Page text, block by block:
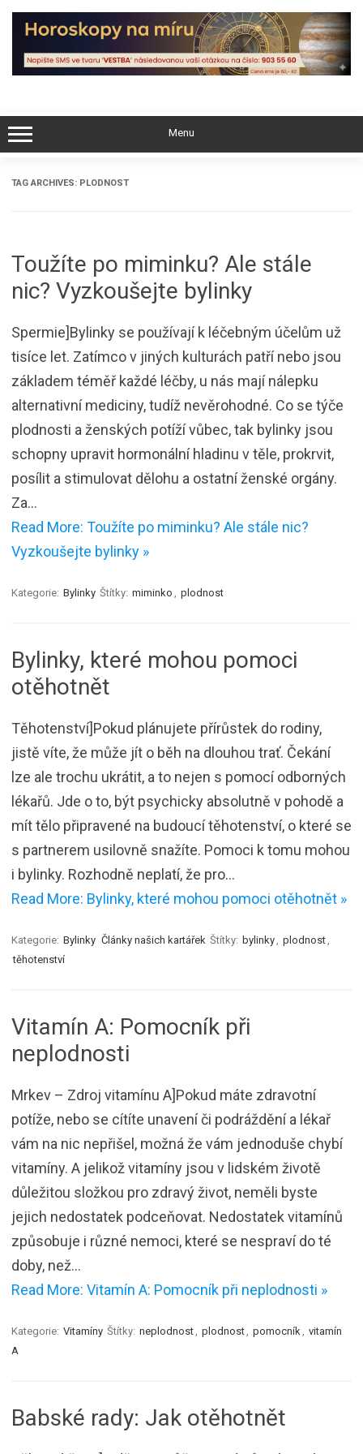
Skip
content
Menu
TAG ARCHIVES: PLODNOST
Toužíte po miminku? Ale stále
nic? Vyzkoušejte bylinky
Spermie]Bylinky se používají k léčebným účelům už
tisíce let. Zatímco v jiných kulturách patří nebo jsou
základem téměř každé léčby, u nás mají nálepku
alternativní mediciny, tudíž nevěrohodné. Co se týče
plodnosti a ženských potíží vůbec, tak bylinky jsou
schopny upravit hormonální hladinu v těle, prokrvit,
posílit a stimulovat dělohu a ostatní ženské orgány.
Za…
Read More: Toužíte po miminku? Ale stále nic?
Vyzkoušejte bylinky »
Kategorie: Bylinky Štítky: miminko plodnost
Bylinky, které mohou pomoci
otěhotnět
Těhotenství]Pokud plánujete přírůstek do rodiny,
jistě víte, že může jít o běh na dlouhou trať. Čekání
lze ale trochu ukrátit, a to nejen s pomocí odborných
lékařů. Jde o to, být psychicky absolutně v pohodě a
mít tělo připravené na budoucí těhotenství, o které se
s partnerem usilovně snažíte. Pomoci k tomu mohou
i bylinky. Rozhodně neplatí, že pro…
Read More: Bylinky, které mohou pomoci otěhotnět »
Kategorie: Bylinky Články našich kartářek Štítky: bylinky plodnost
těhotenství
Vitamín A: Pomocník při
neplodnosti
Mrkev – Zdroj vitamínu A]Pokud máte zdravotní
potíže, nebo se cítíte unavení či podráždění a lékař
vám na nic nepřišel, možná že vám jednoduše chybí
vitamíny. A jelikož vitamíny jsou v lidském životě
důležitou složkou pro zdravý život, neměli byste
jejich nedostatek podceňovat. Nedostatek vitamínů
způsobuje i různé nemoci, které se nespraví do té
doby, než…
Read More: Vitamín A: Pomocník při neplodnosti »
Kategorie: Vitamíny Štítky: neplodnost plodnost pomocník
vitamín
A
Babské rady: Jak otěhotnět